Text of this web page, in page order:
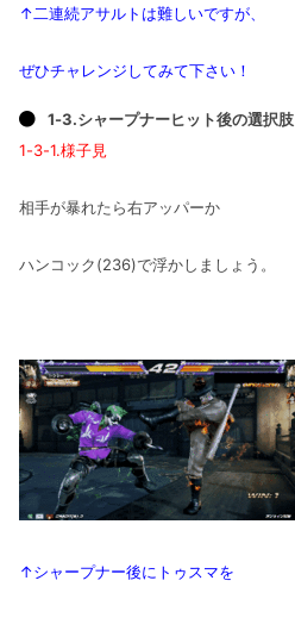
↑二連続アサルトは難しいですが、
ぜひチャレンジしてみて下さい！
1-3.シャープナーヒット後の選択肢
1-3-1.様子見
相手が暴れたら右アッパーか
ハンコック(236)で浮かしましょう。
↑シャープナー後にトゥスマを